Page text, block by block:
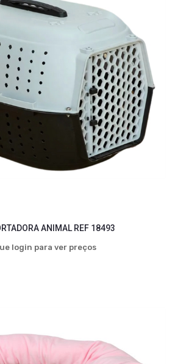
ANIMAL REF 18493
login para ver preços